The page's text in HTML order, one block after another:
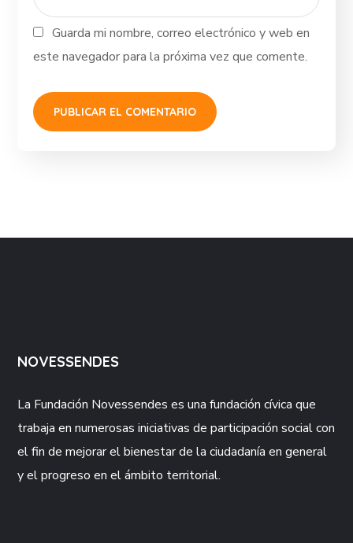
Guarda mi nombre, correo electrónico y web en
este navegador para la próxima vez que comente.
NOVESSENDES
La Fundación Novessendes es una fundación cívica que
trabaja en numerosas iniciativas de participación social con
el fin de mejorar el bienestar de la ciudadanía en general
y el progreso en el ámbito territorial.